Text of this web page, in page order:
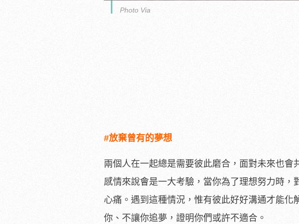
Photo Via
#放棄曾有的夢想
兩個人在一起總是需要彼此磨合，面對未來也
感情來說會是一大考驗，當你為了理想努力時
心痛。遇到這種情況，惟有彼此好好溝通才能
你、不讓你追夢，證明你們或許不適合。